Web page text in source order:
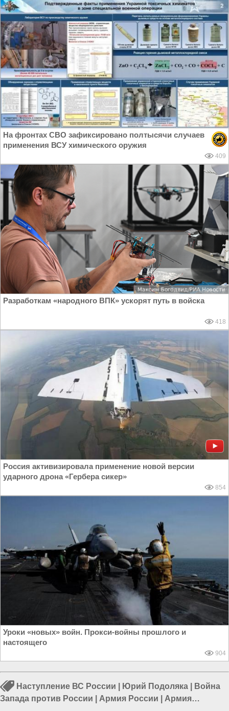
На фронтах СВО зафиксировано полтысячи случаев
применения ВСУ химического оружия
409
Разработкам «народного ВПК» ускорят путь в войска
418
Россия активизировала применение новой версии
ударного дрона «Гербера сикер»
854
Уроки «новых» войн. Прокси-войны прошлого и
настоящего
904
Наступление ВС России Юрий Подоляка
Война
Запада против России
Армия России
Армия